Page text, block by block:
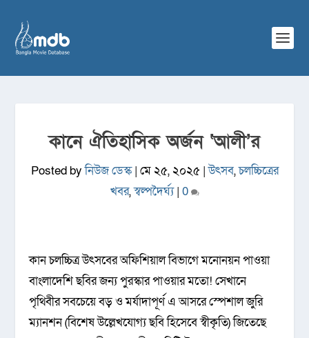
কানে ঐতিহাসিক অর্জন ‘আলী’র
Posted byনিউজ ডেস্ক| মে ২৫, ২০২৫|উৎসব,চলচ্চিত্রের
খবর,স্বল্পদৈর্ঘ্য| 0
কান চলচ্চিত্র উৎসবের অফিশিয়াল বিভাগে মনোনয়ন পাওয়া
বাংলাদেশি ছবির জন্য পুরস্কার পাওয়ার মতো! সেখানে
পৃথিবীর সবচেয়ে বড় ও মর্যাদাপূর্ণ এ আসরে স্পেশাল জুরি
ম্যানশন (বিশেষ উল্লেখযোগ্য ছবি হিসেবে স্বীকৃতি) জিতেছে